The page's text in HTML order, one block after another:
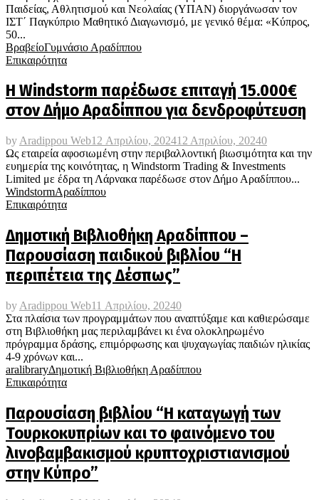
Παιδείας, Αθλητισμού και Νεολαίας (ΥΠΑΝ) διοργάνωσαν τον
ΙΣΤ΄ Παγκύπριο Μαθητικό Διαγωνισμό, με γενικό θέμα: «Κύπρος,
50...
ΒραβείοΓυμνάσιο Αραδίππου
Επικαιρότητα
Η Windstorm παρέδωσε επιταγή 15.000€
στον Δήμο Αραδίππου για δενδροφύτευση
by Aradippou Web12 Απριλίου, 202412 Απριλίου, 20240
Ως εταιρεία αφοσιωμένη στην περιβαλλοντική βιωσιμότητα και την
ευημερία της κοινότητας, η Windstorm Trading & Investments
Limited με έδρα τη Λάρνακα παρέδωσε στον Δήμο Αραδίππου...
WindstormΑραδίππου
Επικαιρότητα
Δημοτική Βιβλιοθήκη Αραδίππου –
Παρουσίαση παιδικού βιβλίου “Η
περιπέτεια της Δέσπως”
by Aradippou Web11 Απριλίου, 20240
Στα πλαίσια των προγραμμάτων που αναπτύξαμε και καθιερώσαμε
στη Βιβλιοθήκη μας περιλαμβάνει κι ένα ολοκληρωμένο
πρόγραμμα δράσης, επιμόρφωσης και ψυχαγωγίας παιδιών ηλικίας
4-9 χρόνων και...
aralibraryΔημοτική Βιβλιοθήκη Αραδίππου
Επικαιρότητα
Παρουσίαση βιβλίου “Η καταγωγή των
Τουρκοκυπρίων και το φαινόμενο του
λινοβαμβακισμού κρυπτοχριστιανισμού
στην Κύπρο”